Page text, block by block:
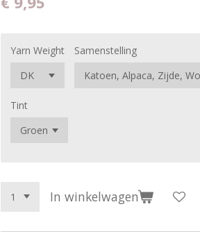
Yarn Weight Samenstelling
Tint
In winkelwagen